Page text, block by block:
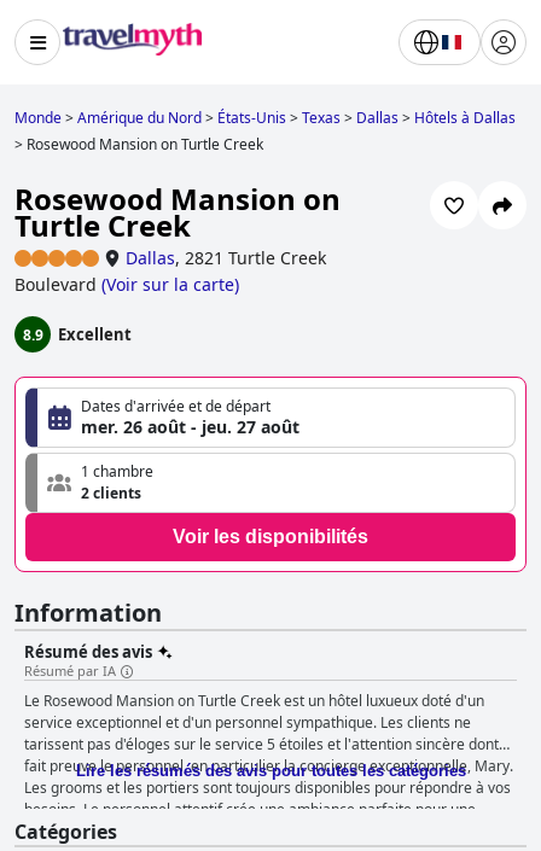
Monde>Amérique du Nord> États-Unis>Texas> Dallas> Hôtels à Dallas
> Rosewood Mansion on Turtle Creek
Rosewood Mansion on
Turtle Creek
Dallas, 2821 Turtle Creek
Boulevard (Voir sur la carte)
8.9 Excellent
Dates d'arrivée et de départ
mer. 26 août - jeu. 27 août
1 chambre
2 clients
Voir les disponibilités
Information
Résumé des avis
Résumé par IA
Le Rosewood Mansion on Turtle Creek est un hôtel luxueux doté d'un
service exceptionnel et d'un personnel sympathique. Les clients ne
tarissent pas d'éloges sur le service 5 étoiles et l'attention sincère dont
fait preuve le personnel, en particulier la concierge exceptionnelle, Mary.
Les grooms et les portiers sont toujours disponibles pour répondre à vos
besoins. Le personnel attentif crée une ambiance parfaite pour une
expérience inoubliable.
Lire les résumés des avis pour toutes les catégories
Catégories